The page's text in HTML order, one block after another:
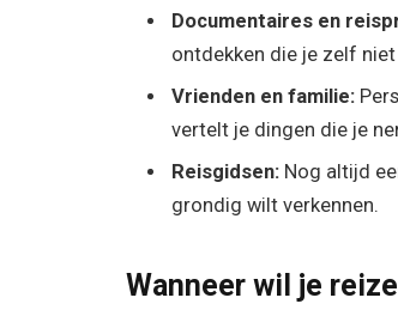
Documentaires en
ontdekken die je zelf
Vrienden en familie:
vertelt je dingen die je
Reisgidsen: Nog altijd
grondig wilt verkennen.
Wanneer wil je